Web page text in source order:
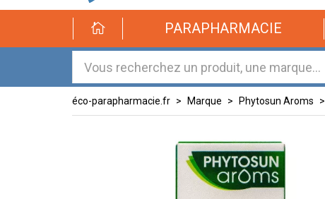
éco-
parapharmacie.fr
éco-
parapharmacie.fr
PARAPHARMACIE
éco-parapharmacie.fr Marque Phytosun Aroms